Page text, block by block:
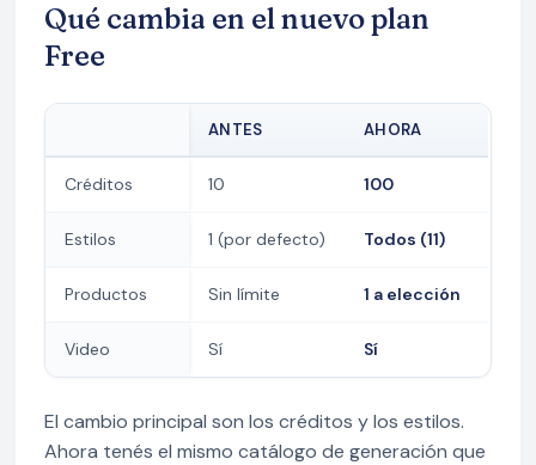
Qué cambia en el nuevo plan
Free
ANTES AHORA
Créditos 10 100
Estilos 1 (por defecto) Todos (11)
Productos Sin límite 1 a elección
Video Sí Sí
El cambio principal son los créditos y los estilos.
Ahora tenés el mismo catálogo de generación que